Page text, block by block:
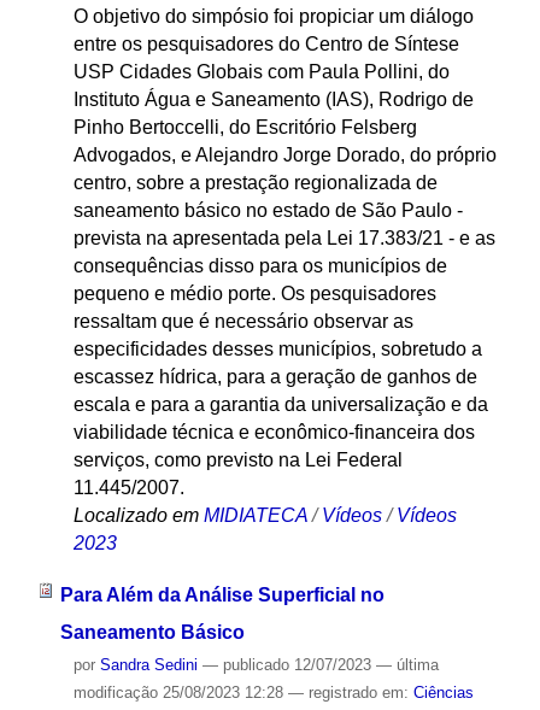
O objetivo do simpósio foi propiciar um diálogo
entre os pesquisadores do Centro de Síntese
USP Cidades Globais com Paula Pollini, do
Instituto Água e Saneamento (IAS), Rodrigo de
Pinho Bertoccelli, do Escritório Felsberg
Advogados, e Alejandro Jorge Dorado, do próprio
centro, sobre a prestação regionalizada de
saneamento básico no estado de São Paulo -
prevista na apresentada pela Lei 17.383/21 - e as
consequências disso para os municípios de
pequeno e médio porte. Os pesquisadores
ressaltam que é necessário observar as
especificidades desses municípios, sobretudo a
escassez hídrica, para a geração de ganhos de
escala e para a garantia da universalização e da
viabilidade técnica e econômico-financeira dos
serviços, como previsto na Lei Federal
11.445/2007.
Localizado em MIDIATECA / Vídeos / Vídeos
2023
Para Além da Análise Superficial no
Saneamento Básico
por Sandra Sedini — publicado12/07/2023 — última
modificação25/08/2023 12:28 — registrado em: Ciências